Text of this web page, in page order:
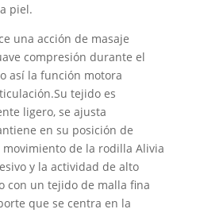
piel.
una acción de masaje
compresión durante el
así la función motora
tejido es
ligero, se ajusta
en su posición de
de la rodilla Alivia
y la actividad de alto
con un tejido de malla fina
que se centra en la